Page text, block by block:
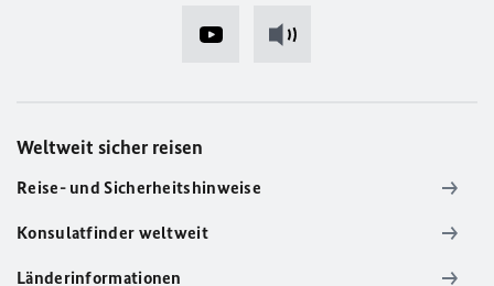
Weltweit sicher reisen
Reise- und Sicherheitshinweise
Konsulatfinder weltweit
Länderinformationen